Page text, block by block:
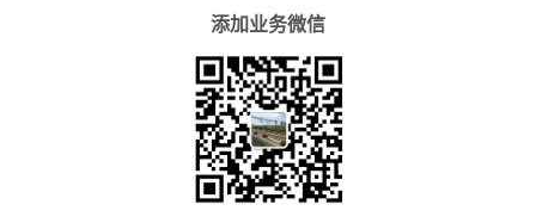
添加业务微信